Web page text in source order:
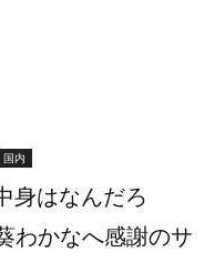
国内
身はなんだろ
わかなへ感謝のサ